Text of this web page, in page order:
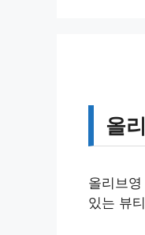
올
올리브
있는 뷰